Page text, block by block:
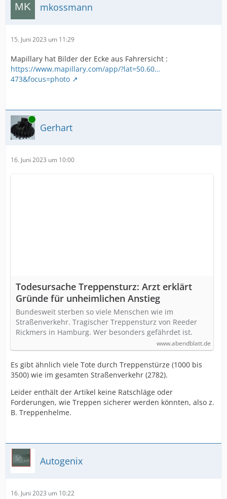
mkossmann
15. Juni 2023 um 11:29
Mapillary hat Bilder der Ecke aus Fahrersicht :
https://www.mapillary.com/app/?lat=50.60…
473&focus=photo
Online
Gerhart
16. Juni 2023 um 10:00
Todesursache Treppensturz: Arzt erklärt
Gründe für unheimlichen Anstieg
Bundesweit sterben so viele Menschen wie im
Straßenverkehr. Tragischer Treppensturz von Reeder
Rickmers in Hamburg. Wer besonders gefährdet ist.
www.abendblatt.de
Es gibt ähnlich viele Tote durch Treppenstürze (1000 bis
3500) wie im gesamten Straßenverkehr (2782).
Leider enthält der Artikel keine Ratschläge oder
Forderungen, wie Treppen sicherer werden könnten, also z.
B. Treppenhelme.
Autogenix
16. Juni 2023 um 10:22